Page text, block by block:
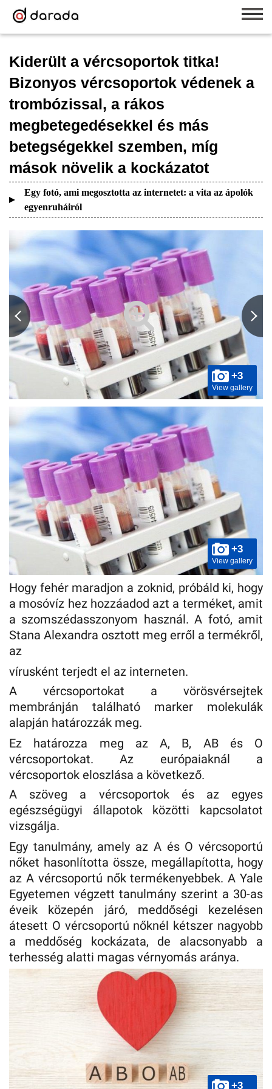
Kiderült a vércsoportok titka!
Bizonyos vércsoportok védenek a
trombózissal, a rákos
megbetegedésekkel és más
betegségekkel szemben, míg
mások növelik a kockázatot
Egy fotó, ami megosztotta az internetet: a vita az ápolók
egyenruháiról
+3
View gallery
+3
View gallery
Hogy fehér maradjon a zoknid, próbáld ki, hogy
a mosóvíz hez hozzáadod azt a terméket, amit
a szomszédasszonyom használ. A fotó, amit
Stana Alexandra osztott meg erről a termékről,
az
vírusként terjedt el az interneten.
A vércsoportokat a vörösvérsejtek
membránján található marker molekulák
alapján határozzák meg.
Ez határozza meg az A, B, AB és O
vércsoportokat. Az európaiaknál a
vércsoportok eloszlása a következő.
A szöveg a vércsoportok és az egyes
egészségügyi állapotok közötti kapcsolatot
vizsgálja.
Egy tanulmány, amely az A és O vércsoportú
nőket hasonlította össze, megállapította, hogy
az A vércsoportú nők termékenyebbek. A Yale
Egyetemen végzett tanulmány szerint a 30-as
éveik közepén járó, meddőségi kezelésen
átesett O vércsoportú nőknél kétszer nagyobb
a meddőség kockázata, de alacsonyabb a
terhesség alatti magas vérnyomás aránya.
+3